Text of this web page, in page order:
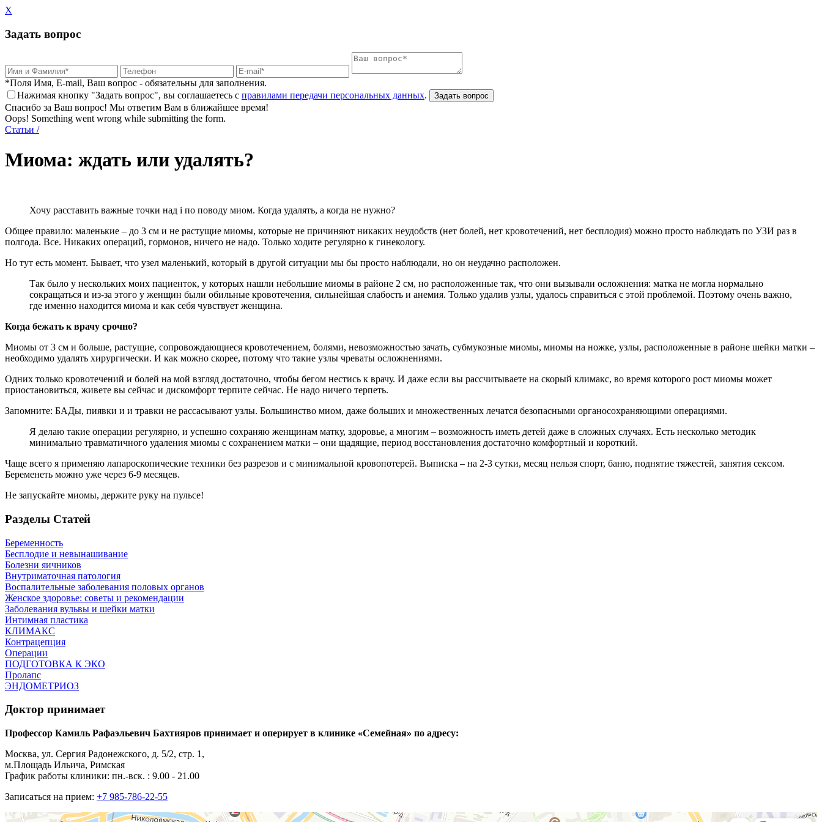
X
Задать вопрос
*Поля Имя, E-mail, Ваш вопрос - обязательны для заполнения.
Нажимая кнопку "Задать вопрос", вы соглашаетесь с правилами передачи персональных данных.
Спасибо за Ваш вопрос! Мы ответим Вам в ближайшее время!
Oops! Something went wrong while submitting the form.
Статьи /
Миома: ждать или удалять?
Хочу расставить важные точки над i по поводу миом. Когда удалять, а когда не нужно?
Общее правило: маленькие – до 3 см и не растущие миомы, которые не причиняют никаких неудобств (нет болей, нет кровотечений, нет бесплодия) можно просто наблюдать по УЗИ раз в
полгода. Все. Никаких операций, гормонов, ничего не надо. Только ходите регулярно к гинекологу.
Но тут есть момент. Бывает, что узел маленький, который в другой ситуации мы бы просто наблюдали, но он неудачно расположен.
Так было у нескольких моих пациенток, у которых нашли небольшие миомы в районе 2 см, но расположенные так, что они вызывали осложнения: матка не могла нормально
сокращаться и из-за этого у женщин были обильные кровотечения, сильнейшая слабость и анемия. Только удалив узлы, удалось справиться с этой проблемой. Поэтому очень важно,
где именно находится миома и как себя чувствует женщина.
Когда бежать к врачу срочно?
Миомы от 3 см и больше, растущие, сопровождающиеся кровотечением, болями, невозможностью зачать, субмукозные миомы, миомы на ножке, узлы, расположенные в районе шейки матки –
необходимо удалять хирургически. И как можно скорее, потому что такие узлы чреваты осложнениями.
Одних только кровотечений и болей на мой взгляд достаточно, чтобы бегом нестись к врачу. И даже если вы рассчитываете на скорый климакс, во время которого рост миомы может
приостановиться, живете вы сейчас и дискомфорт терпите сейчас. Не надо ничего терпеть.
Запомните: БАДы, пиявки и и травки не рассасывают узлы. Большинство миом, даже больших и множественных лечатся безопасными органосохраняющими операциями.
Я делаю такие операции регулярно, и успешно сохраняю женщинам матку, здоровье, а многим – возможность иметь детей даже в сложных случаях. Есть несколько методик
минимально травматичного удаления миомы с сохранением матки – они щадящие, период восстановления достаточно комфортный и короткий.
Чаще всего я применяю лапароскопические техники без разрезов и с минимальной кровопотерей. Выписка – на 2-3 сутки, месяц нельзя спорт, баню, поднятие тяжестей, занятия сексом.
Беременеть можно уже через 6-9 месяцев.
Не запускайте миомы, держите руку на пульсе!
Разделы Статей
Беременность
Бесплодие и невынашивание
Болезни яичников
Внутриматочная патология
Воспалительные заболевания половых органов
Женское здоровье: советы и рекомендации
Заболевания вульвы и шейки матки
Интимная пластика
КЛИМАКС
Контрацепция
Операции
ПОДГОТОВКА К ЭКО
Пролапс
ЭНДОМЕТРИОЗ
Доктор принимает
Профессор Камиль Рафаэльевич Бахтияров принимает и оперирует в клинике «Семейная» по адресу:
Москва, ул. Сергия Радонежского, д. 5/2, стр. 1,
м.Площадь Ильича, Римская
График работы клиники: пн.-вск. : 9.00 - 21.00
Записаться на прием: +7 985-786-22-55